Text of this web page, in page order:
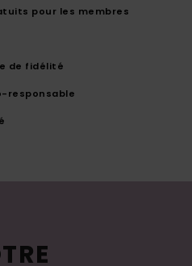
pour les membres
de fidélité
responsable